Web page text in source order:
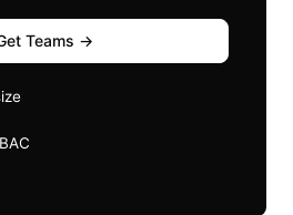
Teams →